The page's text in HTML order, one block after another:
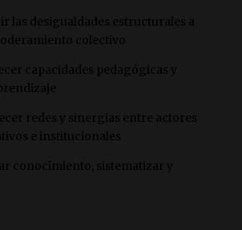
las desigualdades estructurales a
colectivo
capacidades pedagógicas y
redes y sinergias entre actores
e institucionales
conocimiento, sistematizar y